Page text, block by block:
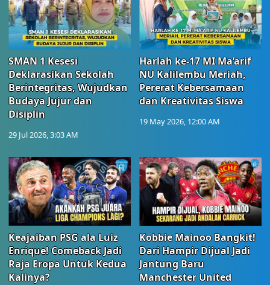
SMAN 1 Kesesi
Deklarasikan Sekolah
Berintegritas, Wujudkan
Budaya Jujur dan
Disiplin
29 Jul 2026, 3:03 AM
Harlah ke-17 MI Ma’arif
NU Kalilembu Meriah,
Pererat Kebersamaan
dan Kreativitas Siswa
19 May 2026, 12:00 AM
Keajaiban PSG ala Luiz
Enrique! Comeback Jadi
Raja Eropa Untuk Kedua
Kalinya?
Kobbie Mainoo Bangkit!
Dari Hampir Dijual Jadi
Jantung Baru
Manchester United